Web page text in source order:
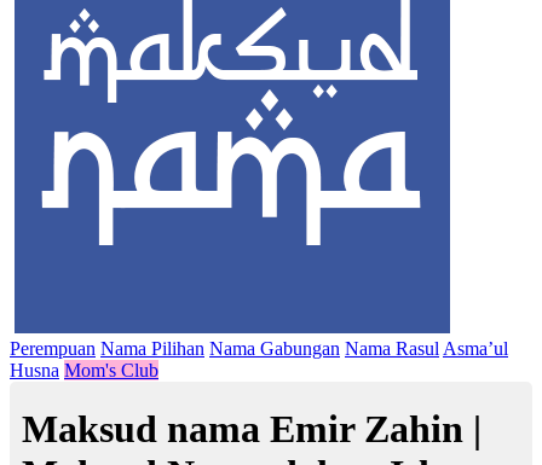
Perempuan Nama Pilihan Nama Gabungan Nama Rasul Asma’ul
Husna Mom's Club
Maksud nama Emir Zahin |